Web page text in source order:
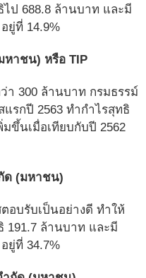
ไป 688.8 ล้านบาท และมี
ยู่ที่ 14.9%
หาชน) หรือ TIP
า 300 ล้านบาท กรมธรรม์
รกปี 2563 ทำกำไรสุทธิ
ขึ้นเมื่อเทียบกับปี 2562
ด (มหาชน)
อบรับเป็นอย่างดี ทำให้
191.7 ล้านบาท และมี
ยู่ที่ 34.7%